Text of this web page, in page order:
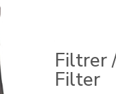
Filtrer
Filter